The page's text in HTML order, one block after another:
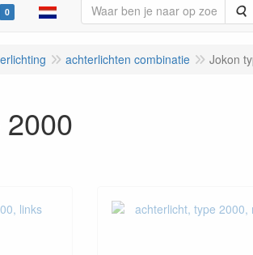
0
achterlichten combinatie Jokon